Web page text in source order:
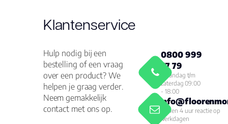
Klantenservice
Hulp nodig bij een
bestelling of een vraag
over een product? We
helpen je graag verder.
Neem gemakkelijk
contact met ons op.
0800 999
77 79
Maandag t/m
zaterdag 09:00
- 18:00
Binnen 4 uur reactie op
werkdagen